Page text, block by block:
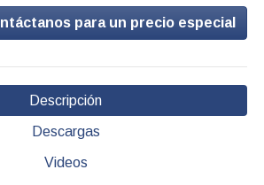
para un precio especial
Descripción
Descargas
Videos